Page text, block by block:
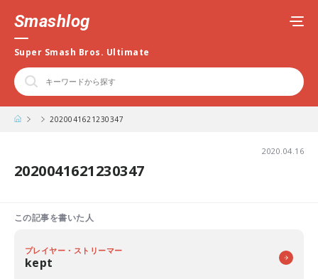
Smashlog
Super Smash Bros. Ultimate
2020041621230347
2020.04.16
2020041621230347
この記事を書いた人
プレイヤー・ストリーマー
kept